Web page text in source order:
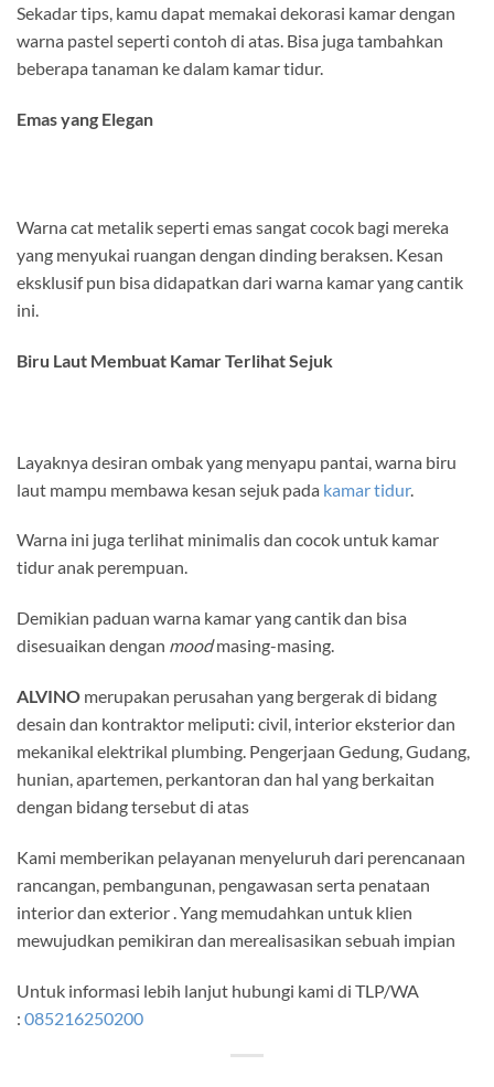
Sekadar tips, kamu dapat memakai dekorasi kamar dengan
warna pastel seperti contoh di atas. Bisa juga tambahkan
beberapa tanaman ke dalam kamar tidur.
Emas yang Elegan
Warna cat metalik seperti emas sangat cocok bagi mereka
yang menyukai ruangan dengan dinding beraksen. Kesan
eksklusif pun bisa didapatkan dari warna kamar yang cantik
ini.
Biru Laut Membuat Kamar Terlihat Sejuk
Layaknya desiran ombak yang menyapu pantai, warna biru
laut mampu membawa kesan sejuk pada kamar tidur.
Warna ini juga terlihat minimalis dan cocok untuk kamar
tidur anak perempuan.
Demikian paduan warna kamar yang cantik dan bisa
disesuaikan dengan moodmasing-masing.
ALVINO merupakan perusahan yang bergerak di bidang
desain dan kontraktor meliputi: civil, interior eksterior dan
mekanikal elektrikal plumbing. Pengerjaan Gedung, Gudang,
hunian, apartemen, perkantoran dan hal yang berkaitan
dengan bidang tersebut di atas
Kami memberikan pelayanan menyeluruh dari perencanaan
rancangan, pembangunan, pengawasan serta penataan
interior dan exterior . Yang memudahkan untuk klien
mewujudkan pemikiran dan merealisasikan sebuah impian
Untuk informasi lebih lanjut hubungi kami di TLP/WA
: 085216250200